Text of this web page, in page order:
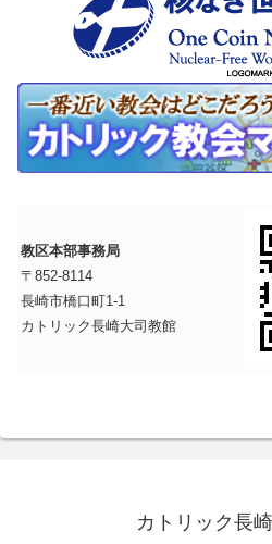
教区本部事務局
〒852-8114
長崎市橋口町1-1
カトリック長崎大司教館
カトリック長